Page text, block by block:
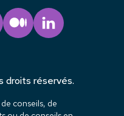
droits réservés.
conseils, de